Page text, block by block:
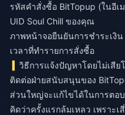
รหัสคำสั่งซื้อ BitTopup (ในอี
UID Soul Chill ของคุณ
ภาพหน้าจอยืนยันการชำระเงิน
เวลาที่ทำรายการสั่งซื้อ
วิธีการแจ้งปัญหาโดยไม่เสี
ติดต่อฝ่ายสนับสนุนของ
ส่วนใหญ่จะแก้ไขได้ในการตอบ
คิดว่าครั้งแรกล้มเหลว เพราะ